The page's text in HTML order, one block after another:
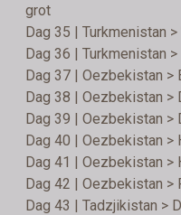
grot
Dag 35 | Turkmenistan
Dag 36 | Turkmenistan
Dag 37 | Oezbekistan >
Dag 38 | Oezbekistan >
Dag 39 | Oezbekistan
Dag 40 | Oezbekistan >
Dag 41 | Oezbekistan >
Dag 42 | Oezbekistan >
Dag 43 | Tadzjikistan >